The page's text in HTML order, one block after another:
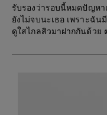
รับรองว่ารอบนี้หมดปัญห
ยังไม่จบนะเธอ เพราะฉั
ดูใสไกลสิวมาฝากกันด้วย